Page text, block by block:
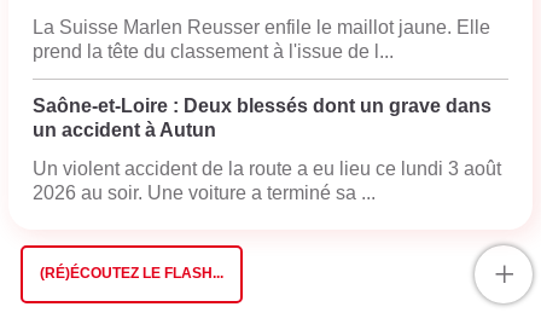
La Suisse Marlen Reusser enfile le maillot jaune. Elle
prend la tête du classement à l'issue de l...
Saône-et-Loire : Deux blessés dont un grave dans
un accident à Autun
Un violent accident de la route a eu lieu ce lundi 3 août
2026 au soir. Une voiture a terminé sa ...
(RÉ)ÉCOUTEZ LE FLASH... +